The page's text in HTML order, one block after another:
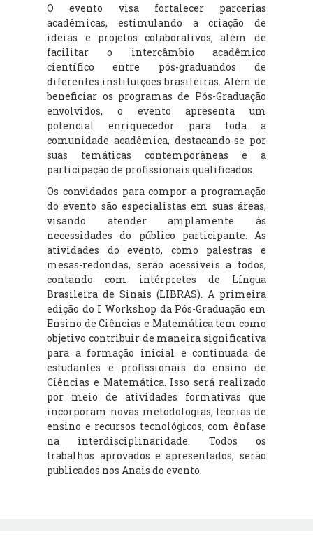
O evento visa fortalecer parcerias
acadêmicas, estimulando a criação de
ideias e projetos colaborativos, além de
facilitar o intercâmbio acadêmico
científico entre pós-graduandos de
diferentes instituições brasileiras. Além de
beneficiar os programas de Pós-Graduação
envolvidos, o evento apresenta um
potencial enriquecedor para toda a
comunidade acadêmica, destacando-se por
suas temáticas contemporâneas e a
participação de profissionais qualificados.
Os convidados para compor a programação
do evento são especialistas em suas áreas,
visando atender amplamente às
necessidades do público participante. As
atividades do evento, como palestras e
mesas-redondas, serão acessíveis a todos,
contando com intérpretes de Língua
Brasileira de Sinais (LIBRAS). A primeira
edição do I Workshop da Pós-Graduação em
Ensino de Ciências e Matemática tem como
objetivo contribuir de maneira significativa
para a formação inicial e continuada de
estudantes e profissionais do ensino de
Ciências e Matemática. Isso será realizado
por meio de atividades formativas que
incorporam novas metodologias, teorias de
ensino e recursos tecnológicos, com ênfase
na interdisciplinaridade. Todos os
trabalhos aprovados e apresentados, serão
publicados nos Anais do evento.